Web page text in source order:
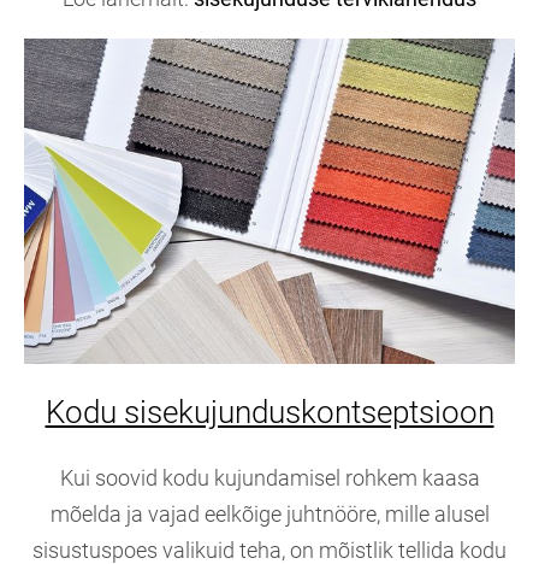
Kodu sisekujunduskontseptsioon
Kui soovid kodu kujundamisel rohkem kaasa
mõelda ja vajad eelkõige juhtnööre, mille alusel
sisustuspoes valikuid teha, on mõistlik tellida kodu